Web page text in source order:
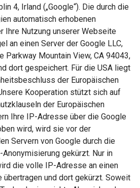
4, Irland („Google“). Die durch die
automatisch erhobenen
Ihre Nutzung unserer Webseite
an einen Server der Google LLC,
Parkway Mountain View, CA 94043,
dort gespeichert. Für die USA liegt
der Europäischen
Kooperation stützt sich auf
der Europäischen
Ihre IP-Adresse über die Google
wird, wird sie vor der
Servern von Google durch die
gekürzt. Nur in
die volle IP-Adresse an einen
übertragen und dort gekürzt. Soweit